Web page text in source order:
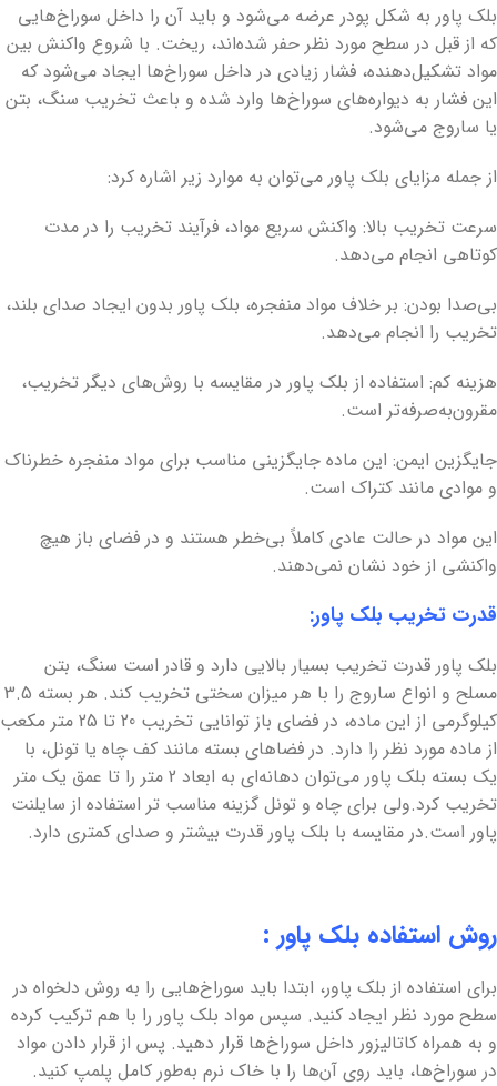
بلک پاور به شکل پودر عرضه می‌شود و باید آن را داخل سوراخ‌هایی
که از قبل در سطح مورد نظر حفر شده‌اند، ریخت. با شروع واکنش بین
مواد تشکیل‌دهنده، فشار زیادی در داخل سوراخ‌ها ایجاد می‌شود که
این فشار به دیواره‌های سوراخ‌ها وارد شده و باعث تخریب سنگ، بتن
یا ساروج می‌شود.
از جمله مزایای بلک پاور می‌توان به موارد زیر اشاره کرد:
سرعت تخریب بالا: واکنش سریع مواد، فرآیند تخریب را در مدت
کوتاهی انجام می‌دهد.
بی‌صدا بودن: بر خلاف مواد منفجره، بلک پاور بدون ایجاد صدای بلند،
تخریب را انجام می‌دهد.
هزینه کم: استفاده از بلک پاور در مقایسه با روش‌های دیگر تخریب،
مقرون‌به‌صرفه‌تر است.
جایگزین ایمن: این ماده جایگزینی مناسب برای مواد منفجره خطرناک
و موادی مانند کتراک است.
این مواد در حالت عادی کاملاً بی‌خطر هستند و در فضای باز هیچ
واکنشی از خود نشان نمی‌دهند.
قدرت تخریب بلک پاور:
بلک پاور قدرت تخریب بسیار بالایی دارد و قادر است سنگ، بتن
مسلح و انواع ساروج را با هر میزان سختی تخریب کند. هر بسته 3.5
کیلوگرمی از این ماده، در فضای باز توانایی تخریب 20 تا 25 متر مکعب
از ماده مورد نظر را دارد. در فضاهای بسته مانند کف چاه یا تونل، با
یک بسته بلک پاور می‌توان دهانه‌ای به ابعاد 2 متر را تا عمق یک متر
تخریب کرد.ولی برای چاه و تونل گزینه مناسب تر استفاده از سایلنت
پاور است.در مقایسه با بلک پاور قدرت بیشتر و صدای کمتری دارد.
روش استفاده بلک پاور :
برای استفاده از بلک پاور، ابتدا باید سوراخ‌هایی را به روش دلخواه در
سطح مورد نظر ایجاد کنید. سپس مواد بلک پاور را با هم ترکیب کرده
و به همراه کاتالیزور داخل سوراخ‌ها قرار دهید. پس از قرار دادن مواد
در سوراخ‌ها، باید روی آن‌ها را با خاک نرم به‌طور کامل پلمپ کنید.